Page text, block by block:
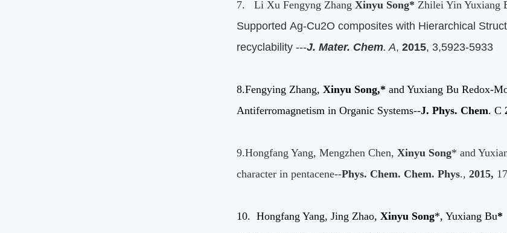
7. Li Xu Fengyng Zhang Xinyu Song* Zhilei Yin
Supported Ag-Cu2O composites with Hierarchical
recyclability ---J. Mater. Chem. A, 2015, 3,5923-5933
8.Fengying Zhang, Xinyu Song,* and Yuxiang Bu Redox-
Antiferromagnetism in Organic Systems--J. Phys. Chem. C
9.Hongfang Yang, Mengzhen Chen, Xinyu Song* and
character in pentacene--Phys. Chem. Chem. Phys., 2015,
10. Hongfang Yang, Jing Zhao, Xinyu Song*, Yuxiang Bu*